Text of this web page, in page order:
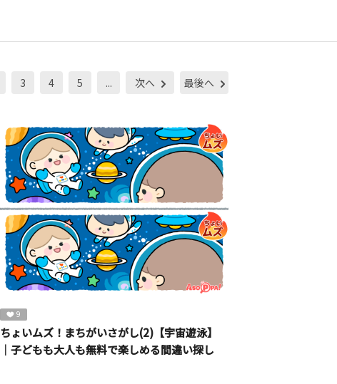
3 4 5 ... 次へ 最後へ
9
ちょいムズ！まちがいさがし(2)【宇宙遊泳】
｜子どもも大人も無料で楽しめる間違い探し